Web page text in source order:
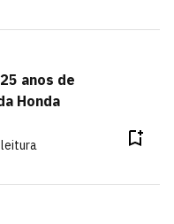
anos de
Honda